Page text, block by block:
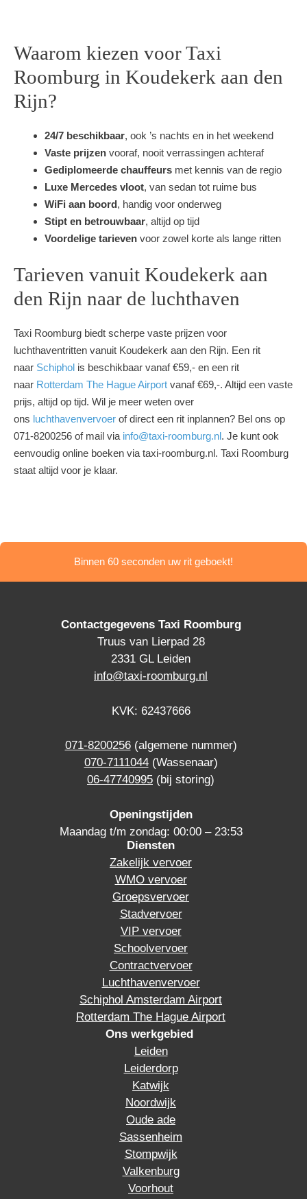
Waarom kiezen voor Taxi
Roomburg in Koudekerk aan den
Rijn?
24/7 beschikbaar, ook ’s nachts en in het weekend
Vaste prijzen vooraf, nooit verrassingen achteraf
Gediplomeerde chauffeurs met kennis van de regio
Luxe Mercedes vloot, van sedan tot ruime bus
WiFi aan boord, handig voor onderweg
Stipt en betrouwbaar, altijd op tijd
Voordelige tarieven voor zowel korte als lange ritten
Tarieven vanuit Koudekerk aan
den Rijn naar de luchthaven
Taxi Roomburg biedt scherpe vaste prijzen voor
luchthaventritten vanuit Koudekerk aan den Rijn. Een rit
naar Schiphol is beschikbaar vanaf €59,- en een rit
naar Rotterdam The Hague Airport vanaf €69,-. Altijd een vaste
prijs, altijd op tijd. Wil je meer weten over
ons luchthavenvervoer of direct een rit inplannen? Bel ons op
071-8200256 of mail via info@taxi-roomburg.nl. Je kunt ook
eenvoudig online boeken via taxi-roomburg.nl. Taxi Roomburg
staat altijd voor je klaar.
Binnen 60 seconden uw rit geboekt!
Contactgegevens Taxi Roomburg
Truus van Lierpad 28
2331 GL Leiden
info@taxi-roomburg.nl
KVK: 62437666
071-8200256(algemene nummer)
070-7111044(Wassenaar)
06-47740995 (bij storing)
Openingstijden
Maandag t/m zondag: 00:00 – 23:53
Diensten
Zakelijk vervoer
WMO vervoer
Groepsvervoer
Stadvervoer
VIP vervoer
Schoolvervoer
Contractvervoer
Luchthavenvervoer
Schiphol Amsterdam Airport
Rotterdam The Hague Airport
Ons werkgebied
Leiden
Leiderdorp
Katwijk
Noordwijk
Oude ade
Sassenheim
Stompwijk
Valkenburg
Voorhout